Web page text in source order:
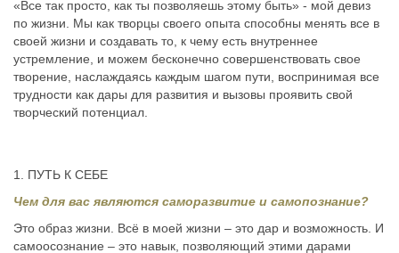
«Все так просто, как ты позволяешь этому быть» - мой девиз
по жизни. Мы как творцы своего опыта способны менять все в
своей жизни и создавать то, к чему есть внутреннее
устремление, и можем бесконечно совершенствовать свое
творение, наслаждаясь каждым шагом пути, воспринимая все
трудности как дары для развития и вызовы проявить свой
творческий потенциал.
1. ПУТЬ К СЕБЕ
Чем для вас являются саморазвитие и самопознание?
Это образ жизни. Всё в моей жизни – это дар и возможность. И
самоосознание – это навык, позволяющий этими дарами